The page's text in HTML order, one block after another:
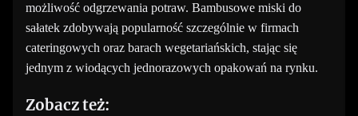
możliwość odgrzewania potraw. Bambusowe miski do
sałatek zdobywają popularność szczególnie w firmach
cateringowych oraz barach wegetariańskich, stając się
jednym z wiodących jednorazowych opakowań na rynku.
Zobacz też: